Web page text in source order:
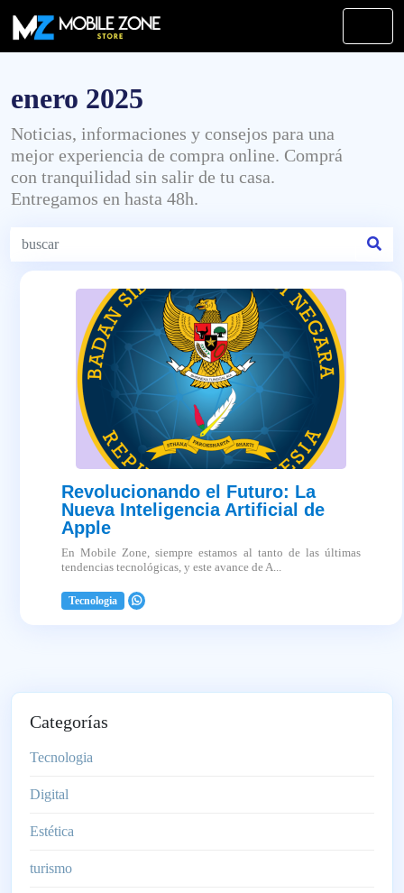
enero 2025
Noticias, informaciones y consejos para una
mejor experiencia de compra online. Comprá
con tranquilidad sin salir de tu casa.
Entregamos en hasta 48h.
Revolucionando el Futuro: La
Nueva Inteligencia Artificial de
Apple
En Mobile Zone, siempre estamos al tanto de las últimas
tendencias tecnológicas, y este avance de A...
Tecnologia
Categorías
Tecnologia
Digital
Estética
turismo